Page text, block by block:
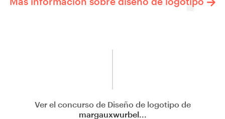
Ver el concurso de Diseño de logotipo de
margauxwurbel...